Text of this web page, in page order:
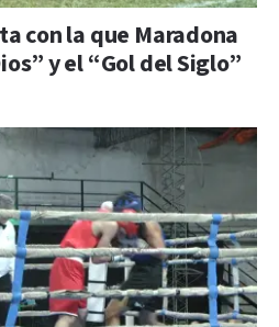
con la que Maradona
y el “Gol del Siglo”